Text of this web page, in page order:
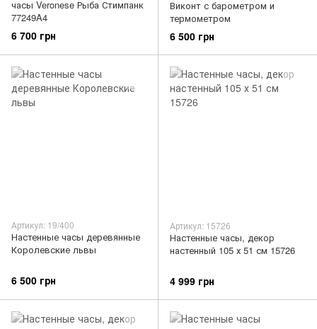
часы Veronese Рыба Стимпанк
77249A4
6 700 грн
Виконт с барометром и
термометром
6 500 грн
Артикул: 19/400
Настенные часы деревянные
Королевские львы
6 500 грн
Артикул: 15726
Настенные часы, декор
настенный 105 х 51 см 15726
4 999 грн